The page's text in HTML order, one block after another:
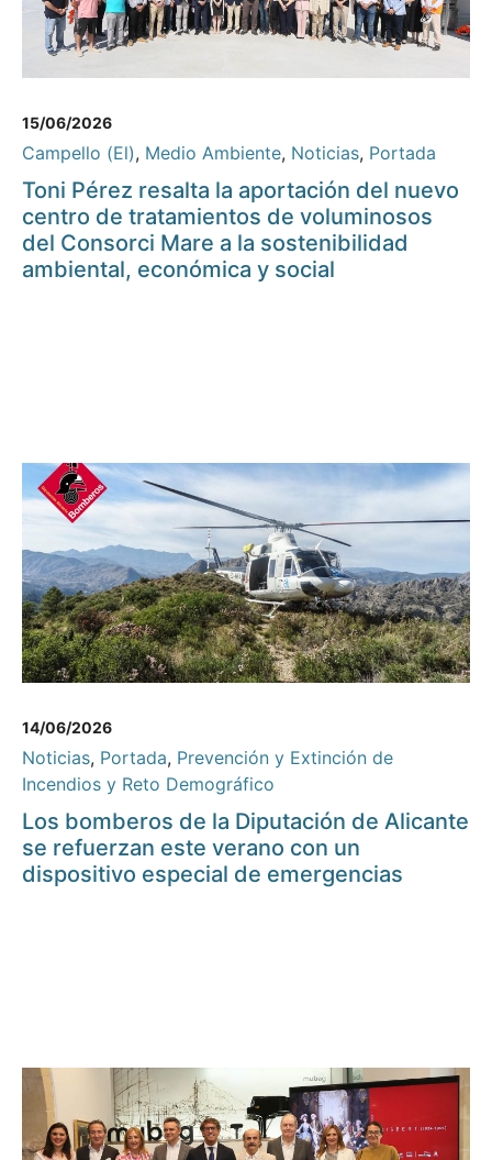
15/06/2026
Campello (El), Medio Ambiente, Noticias, Portada
Toni Pérez resalta la aportación del nuevo
centro de tratamientos de voluminosos
del Consorci Mare a la sostenibilidad
ambiental, económica y social
14/06/2026
Noticias, Portada, Prevención y Extinción de
Incendios y Reto Demográfico
Los bomberos de la Diputación de Alicante
se refuerzan este verano con un
dispositivo especial de emergencias